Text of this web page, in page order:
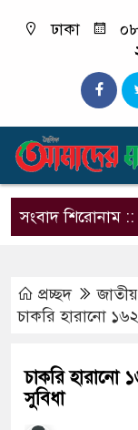
ঢাকা
সংবাদ শিরোনাম ::
খানম
প্রচ্ছদ
জাতীয়
চাকরি হারানো
চাকরি হারানো
সুবিধা